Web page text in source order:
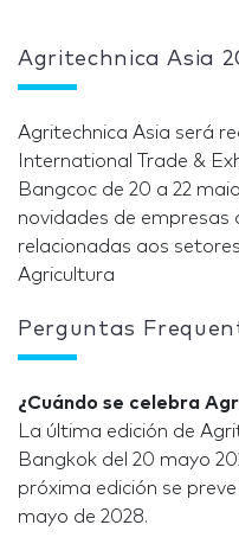
Agritechnica Asia
Agritechnica Asia será
International Trade &
Bangcoc de 20 a 22
novidades de empresas
relacionadas aos
Agricultura
Perguntas
¿Cuándo se celebra
La última edición de
Bangkok del 20 mayo
próxima edición se
mayo de 2028.